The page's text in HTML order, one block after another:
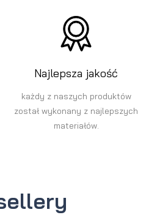
Najlepsza jakość
każdy z naszych produktów
został wykonany z najlepszych
materiałów.